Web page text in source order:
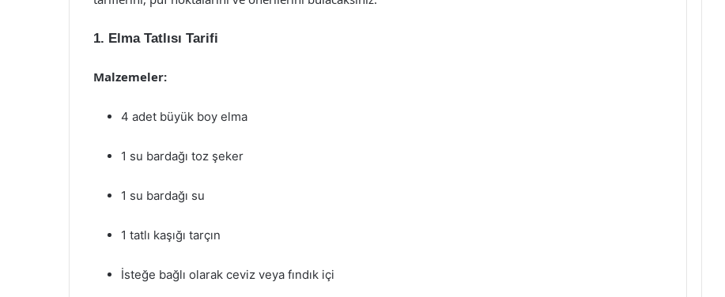
1. Elma Tatlısı Tarifi
Malzemeler:
4 adet büyük boy elma
1 su bardağı toz şeker
1 su bardağı su
1 tatlı kaşığı tarçın
İsteğe bağlı olarak ceviz veya fındık içi